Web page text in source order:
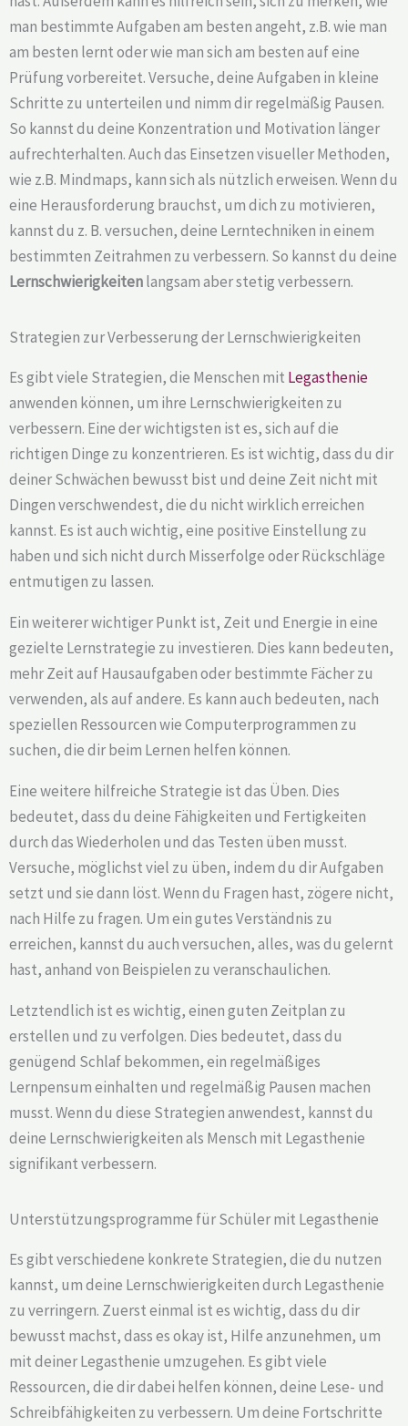
man bestimmte Aufgaben am besten angeht, z.B. wie man
am besten lernt oder wie man sich am besten auf eine
Prüfung vorbereitet. Versuche, deine Aufgaben in kleine
Schritte zu unterteilen und nimm dir regelmäßig Pausen.
So kannst du deine Konzentration und Motivation länger
aufrechterhalten. Auch das Einsetzen visueller Methoden,
wie z.B. Mindmaps, kann sich als nützlich erweisen. Wenn du
eine Herausforderung brauchst, um dich zu motivieren,
kannst du z. B. versuchen, deine Lerntechniken in einem
bestimmten Zeitrahmen zu verbessern. So kannst du deine
Lernschwierigkeitenlangsam aber stetig verbessern.
Strategien zur Verbesserung der Lernschwierigkeiten
Es gibt viele Strategien, die Menschen mit Legasthenie
anwenden können, um ihre Lernschwierigkeiten zu
verbessern. Eine der wichtigsten ist es, sich auf die
richtigen Dinge zu konzentrieren. Es ist wichtig, dass du dir
deiner Schwächen bewusst bist und deine Zeit nicht mit
Dingen verschwendest, die du nicht wirklich erreichen
kannst. Es ist auch wichtig, eine positive Einstellung zu
haben und sich nicht durch Misserfolge oder Rückschläge
entmutigen zu lassen.
Ein weiterer wichtiger Punkt ist, Zeit und Energie in eine
gezielte Lernstrategie zu investieren. Dies kann bedeuten,
mehr Zeit auf Hausaufgaben oder bestimmte Fächer zu
verwenden, als auf andere. Es kann auch bedeuten, nach
speziellen Ressourcen wie Computerprogrammen zu
suchen, die dir beim Lernen helfen können.
Eine weitere hilfreiche Strategie ist das Üben. Dies
bedeutet, dass du deine Fähigkeiten und Fertigkeiten
durch das Wiederholen und das Testen üben musst.
Versuche, möglichst viel zu üben, indem du dir Aufgaben
setzt und sie dann löst. Wenn du Fragen hast, zögere nicht,
nach Hilfe zu fragen. Um ein gutes Verständnis zu
erreichen, kannst du auch versuchen, alles, was du gelernt
hast, anhand von Beispielen zu veranschaulichen.
Letztendlich ist es wichtig, einen guten Zeitplan zu
erstellen und zu verfolgen. Dies bedeutet, dass du
genügend Schlaf bekommen, ein regelmäßiges
Lernpensum einhalten und regelmäßig Pausen machen
musst. Wenn du diese Strategien anwendest, kannst du
deine Lernschwierigkeiten als Mensch mit Legasthenie
signifikant verbessern.
Unterstützungsprogramme für Schüler mit Legasthenie
Es gibt verschiedene konkrete Strategien, die du nutzen
kannst, um deine Lernschwierigkeiten durch Legasthenie
zu verringern. Zuerst einmal ist es wichtig, dass du dir
bewusst machst, dass es okay ist, Hilfe anzunehmen, um
mit deiner Legasthenie umzugehen. Es gibt viele
Ressourcen, die dir dabei helfen können, deine Lese- und
Schreibfähigkeiten zu verbessern. Um deine Fortschritte